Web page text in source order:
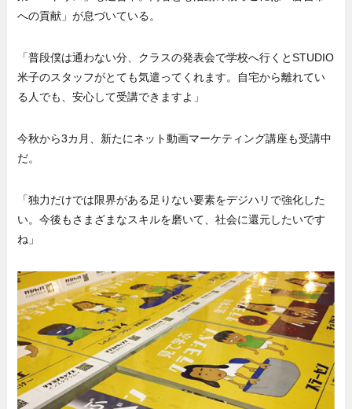
への貢献」が息づいている。
「普段僕は通わない分、クラスの発表会で学校へ行くとSTUDIO
米子のスタッフがとても気遣ってくれます。自宅から離れてい
る人でも、安心して受講できますよ」
今秋から3カ月、新たにネット動画マーケティング講座も受講中
だ。
「独力だけでは限界がある足りない要素をデジハリで強化した
い。今後もさまざまなスキルを磨いて、社会に還元したいです
ね」